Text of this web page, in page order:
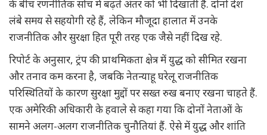
के बीच रणनीतिक सोच में बढ़ते अंतर को भी दिखाती हैं. दोनों देश
लंबे समय से सहयोगी रहे हैं, लेकिन मौजूदा हालात में उनके
राजनीतिक और सुरक्षा हित पूरी तरह एक जैसे नहीं दिख रहे.
रिपोर्ट के अनुसार, ट्रंप की प्राथमिकता क्षेत्र में युद्ध को सीमित रखना
और तनाव कम करना है, जबकि नेतन्याहू घरेलू राजनीतिक
परिस्थितियों के कारण सुरक्षा मुद्दों पर सख्त रुख बनाए रखना चाहते हैं.
एक अमेरिकी अधिकारी के हवाले से कहा गया कि दोनों नेताओं के
सामने अलग-अलग राजनीतिक चुनौतियां हैं. ऐसे में युद्ध और शांति